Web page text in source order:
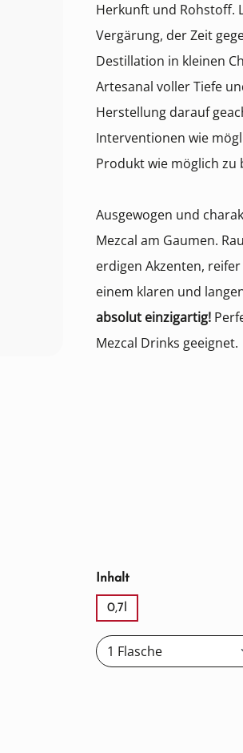
Herkunft und Rohstoff.
Vergärung, der Zeit
Destillation in kleinen
Artesanal voller Tiefe
Herstellung darauf
Interventionen wie
Produkt wie möglich zu
Ausgewogen und
Mezcal am Gaumen.
erdigen Akzenten,
einem klaren und
absolut einzigartig!
Mezcal Drinks geeignet.
Inhaltauswählen
0,7l